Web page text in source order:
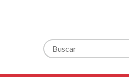
Buscar